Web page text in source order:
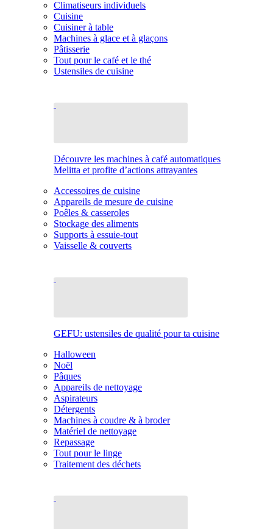
Climatiseurs individuels
Cuisine
Cuisiner à table
Machines à glace et à glaçons
Pâtisserie
Tout pour le café et le thé
Ustensiles de cuisine
Découvre les machines à café automatiques
Melitta et profite d’actions attrayantes
Accessoires de cuisine
Appareils de mesure de cuisine
Poêles & casseroles
Stockage des aliments
Supports à essuie-tout
Vaisselle & couverts
GEFU: ustensiles de qualité pour ta cuisine
Halloween
Noël
Pâques
Appareils de nettoyage
Aspirateurs
Détergents
Machines à coudre & à broder
Matériel de nettoyage
Repassage
Tout pour le linge
Traitement des déchets